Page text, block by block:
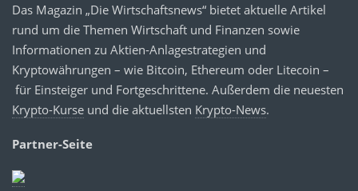
Das Magazin „Die Wirtschaftsnews“ bietet aktuelle Artikel
rund um die Themen Wirtschaft und Finanzen sowie
Informationen zu Aktien-Anlagestrategien und
Kryptowährungen – wie Bitcoin, Ethereum oder Litecoin –
für Einsteiger und Fortgeschrittene. Außerdem die neuesten
Krypto-Kurse und die aktuellsten Krypto-News.
Partner-Seite